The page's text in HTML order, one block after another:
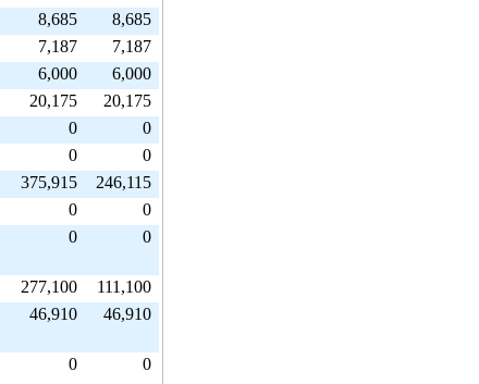
8,685
8,685
7,187
7,187
6,000
6,000
20,175
20,175
0
0
0
0
375,915
246,115
0
0
0 0
277,100
111,100
46,910 46,910
0 0